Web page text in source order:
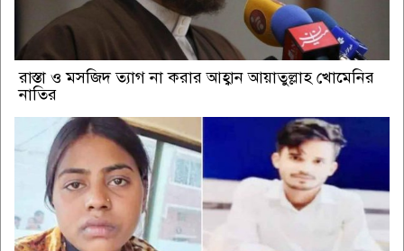
রাস্তা ও মসজিদ ত্যাগ না করার আহ্বান আয়াতুল্লাহ খোমেনির
নাতির